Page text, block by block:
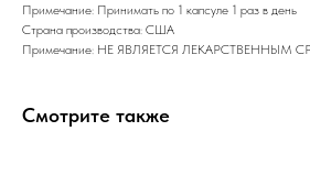
Примечание: Принимать по 1 капсуле 1 раз в день
Страна производства: США
Примечание: НЕ ЯВЛЯЕТСЯ ЛЕКАРСТВЕННЫМ
Смотрите также